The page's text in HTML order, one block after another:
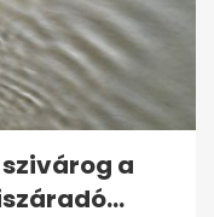
Vilmosékről
a...
a